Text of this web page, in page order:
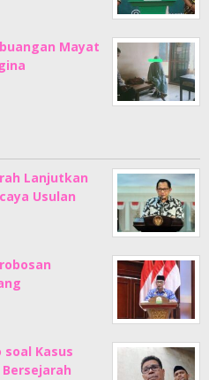
Mayat
Lanjutkan
Usulan
soal Kasus